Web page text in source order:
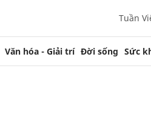
Tuần
Văn hóa - Giải trí Đời sống Sức